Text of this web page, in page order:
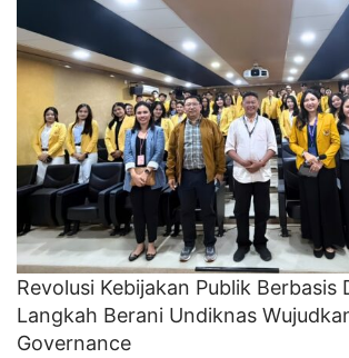
Revolusi Kebijakan Publik Berbasis
Langkah Berani Undiknas
Governance